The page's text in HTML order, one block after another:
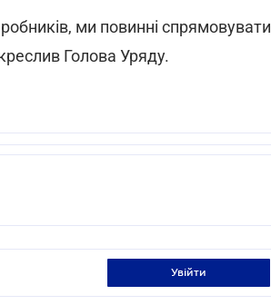
ми повинні спрямовувати
Голова Уряду.
увійти